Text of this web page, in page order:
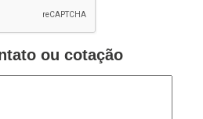
ou cotação